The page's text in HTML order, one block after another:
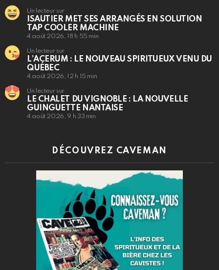
Un lecteur sur
ISAUTIER MET SES ARRANGÉS EN SOLUTION
TAP COOLER MACHINE
4 août 2026, 18 h 55 min
Un lecteur sur
L’ACERUM : LE NOUVEAU SPIRITUEUX VENU DU
QUÉBEC
4 août 2026, 12 h 15 min
Un lecteur sur
LE CHALET DU VIGNOBLE : LA NOUVELLE
GUINGUETTE NANTAISE
4 août 2026, 9 h 33 min
DÉCOUVREZ CAVEMAN